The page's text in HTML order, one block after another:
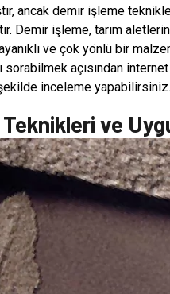
ancak demir işleme
Demir işleme, tarım
ve çok yönlü bir
açısından
inceleme yapabilirsiniz.
ve